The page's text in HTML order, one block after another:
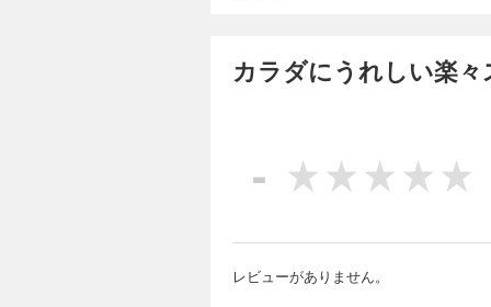
カラダにうれしい楽
-
レビューがありません。